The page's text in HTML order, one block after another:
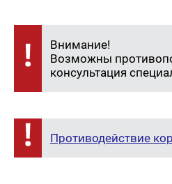
Внимание!
Возможны
консультация
Противодействие